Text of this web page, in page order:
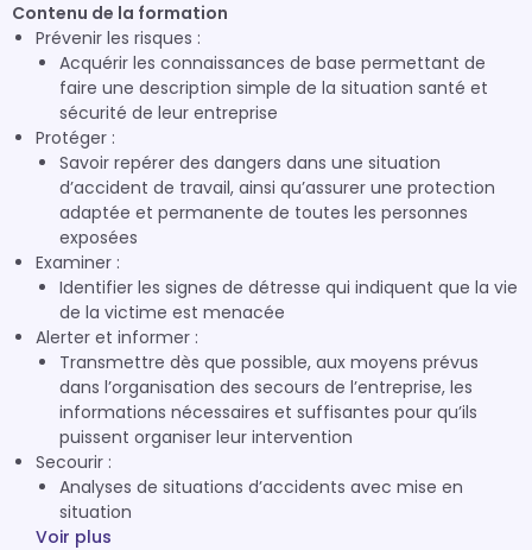
Contenu de la formation
Prévenir les risques :
Acquérir les connaissances de base permettant de
faire une description simple de la situation santé et
sécurité de leur entreprise
Protéger :
Savoir repérer des dangers dans une situation
d’accident de travail, ainsi qu’assurer une protection
adaptée et permanente de toutes les personnes
exposées
Examiner :
Identifier les signes de détresse qui indiquent que la vie
de la victime est menacée
Alerter et informer :
Transmettre dès que possible, aux moyens prévus
dans l’organisation des secours de l’entreprise, les
informations nécessaires et suffisantes pour qu’ils
puissent organiser leur intervention
Secourir :
Analyses de situations d’accidents avec mise en
situation
Voir plus